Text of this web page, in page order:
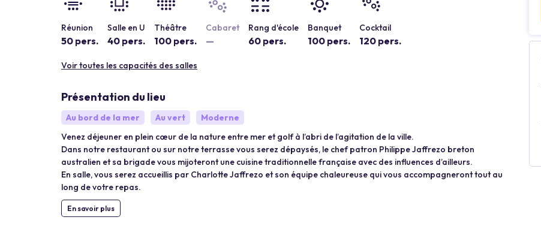
Réunion
50 pers.
Salle en U
40 pers.
Théâtre
100 pers.
Cabaret
—
Rang d'école
60 pers.
Banquet
100 pers.
Cocktail
120 pers.
Voir toutes les capacités des salles
Présentation du lieu
Au bord de la mer Au vert
Moderne
Venez déjeuner en plein cœur de la nature entre mer et golf à l’abri de l’agitation de la ville.
Dans notre restaurant ou sur notre terrasse vous serez dépaysés, le chef patron Philippe Jaffrezo breton
australien et sa brigade vous mijoteront une cuisine traditionnelle française avec des influences d’ailleurs.
En salle, vous serez accueillis par Charlotte Jaffrezo et son équipe chaleureuse qui vous accompagneront tout au
long de votre repas.
En savoir plus